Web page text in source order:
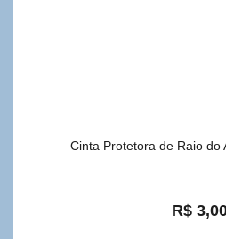
Cinta Protetora de Raio do
R$